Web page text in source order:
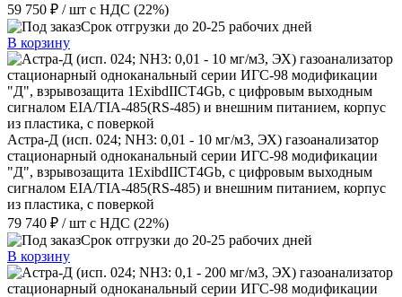
59 750 ₽ / шт с НДС (22%)
Срок отгрузки до 20-25 рабочих дней
В корзину
Астра-Д (исп. 024; NН3: 0,01 - 10 мг/м3, ЭХ) газоанализатор
стационарный одноканальный серии ИГС-98 модификации
"Д", взрывозащита 1ExibdIIСT4Gb, с цифровым выходным
сигналом EIA/TIA-485(RS-485) и внешним питанием, корпус
из пластика, с поверкой
79 740 ₽ / шт с НДС (22%)
Срок отгрузки до 20-25 рабочих дней
В корзину